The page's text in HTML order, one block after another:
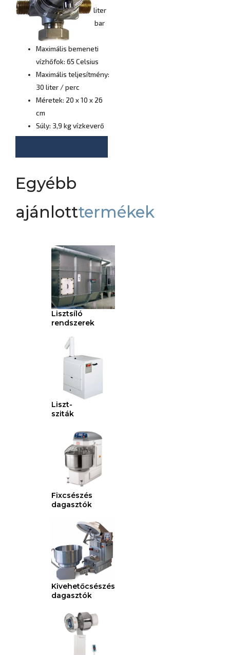
mennyiség: 999,9 liter
Víznyomás: 0,5-10 bar
230V 1 fázis
Maximális bemeneti
vízhőfok: 65 Celsius
Maximális teljesítmény:
30 liter / perc
Méretek: 20 x 10 x 26
cm
Súly: 3,9 kg vízkeverő
Egyébb
ajánlotttermékek
Lisztsíló
rendszerek
Liszt-
sziták
Fixcsészés
dagasztók
Kivehetőcsészés
dagasztók